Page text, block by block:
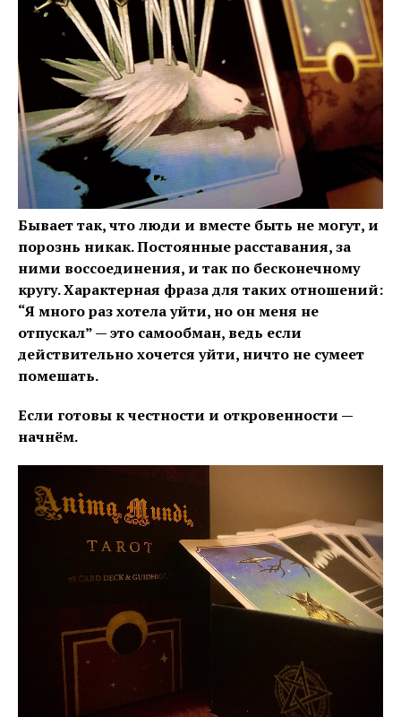
Бывает так, что люди и вместе быть не могут, и
порознь никак. Постоянные расставания, за
ними воссоединения, и так по бесконечному
кругу. Характерная фраза для таких отношений:
“Я много раз хотела уйти, но он меня не
отпускал” — это самообман, ведь если
действительно хочется уйти, ничто не сумеет
помешать.
Если готовы к честности и откровенности —
начнём.